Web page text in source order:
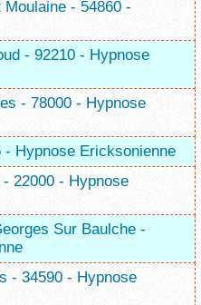
- 54860 -
- 92210 - Hypnose
- 78000 - Hypnose
Hypnose Ericksonienne
22000 - Hypnose
Sur Baulche -
- 34590 - Hypnose